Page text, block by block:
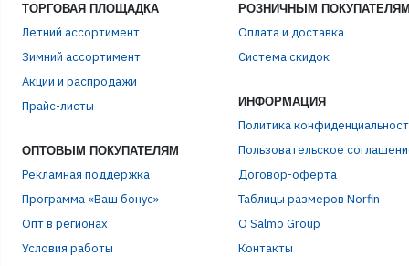
ТОРГОВАЯ ПЛОЩАДКА
Летний ассортимент
Зимний ассортимент
Акции и распродажи
Прайс-листы
ОПТОВЫМ ПОКУПАТЕЛЯМ
Рекламная поддержка
Программа «Ваш бонус»
Опт в регионах
Условия работы
РОЗНИЧНЫМ
Оплата и доставка
Система скидок
ИНФОРМАЦИЯ
Политика
Пользовательское
Договор-оферта
Таблицы размеров Norfin
О Salmo Group
Контакты